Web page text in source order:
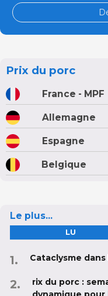
Prix du porc
France - MPF
Allemagne
Espagne
Belgique
Le plus...
LU
Cataclysme
rix du porc :